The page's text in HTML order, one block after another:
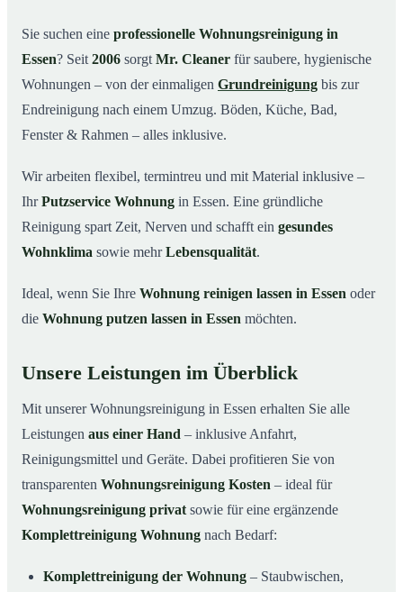
03Warum Mr. Cleaner in Essen?
04 So funktioniert’s
05Typische Anlässe für eine Wohnungsreinigung
08So reinigen unsere Profis Ihre Wohnung in Essen
Sie suchen eine professionelle Wohnungsreinigung in
Essen? Seit 2006 sorgt Mr. Cleaner für saubere, hygienische
Wohnungen – von der einmaligen Grundreinigung bis zur
Endreinigung nach einem Umzug. Böden, Küche, Bad,
Fenster & Rahmen – alles inklusive.
Wir arbeiten flexibel, termintreu und mit Material inklusive –
IhrPutzservice Wohnung in Essen. Eine gründliche
Reinigung spart Zeit, Nerven und schafft ein gesundes
Wohnklima sowie mehrLebensqualität.
Ideal, wenn Sie Ihre Wohnung reinigen lassen in Essen oder
die Wohnung putzen lassen in Essen möchten.
Unsere Leistungen im Überblick
Mit unserer Wohnungsreinigung in Essen erhalten Sie alle
Leistungen aus einer Hand – inklusive Anfahrt,
Reinigungsmittel und Geräte. Dabei profitieren Sie von
transparenten Wohnungsreinigung Kosten – ideal für
Wohnungsreinigung privat sowie für eine ergänzende
Komplettreinigung Wohnung nach Bedarf:
Komplettreinigung der Wohnung – Staubwischen,